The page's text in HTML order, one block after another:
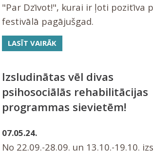
"Par Dzīvot!", kurai ir ļoti pozitīva
festivālā pagājušgad.
LASĪT VAIRĀK
Izsludinātas vēl divas
psihosociālās rehabilitācijas
programmas sievietēm!
07.05.24.
No 22.09.-28.09. un 13.10.-19.10.